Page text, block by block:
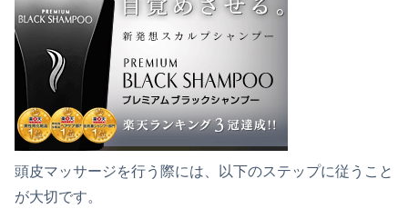
頭皮マッサージを行う際には、以下のステップに従うこと
が大切です。